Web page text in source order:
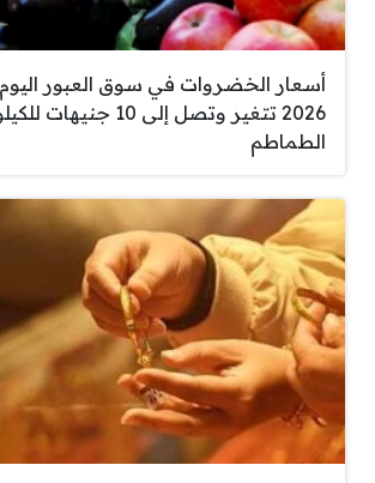
2026 تتغير وتصل إلى 10
الطماطم